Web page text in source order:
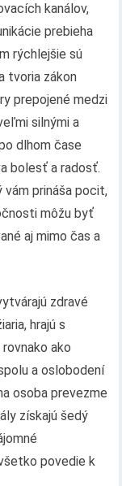
kanálov,
prebieha
rýchlejšie sú
tvoria zákon
prepojené medzi
silnými a
dlhom čase
bolesť a radosť.
prináša pocit,
môžu byť
aj mimo čas a
zdravé
hrajú s
ako
a oslobodení
osoba prevezme
získajú šedý
povedie k